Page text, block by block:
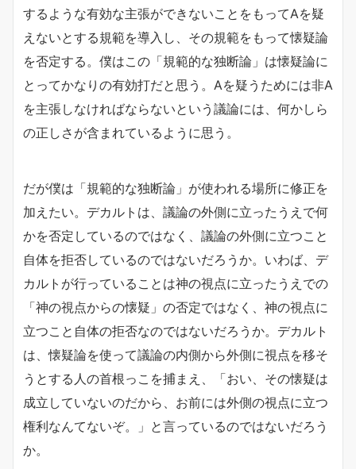
するような有効な主張ができないことをもってAを疑
えないとする規範を導入し、その規範をもって懐疑論
を否定する。僕はこの「規範的な独断論」は懐疑論に
とってかなりの有効打だと思う。Aを疑うためには非A
を主張しなければならないという議論には、何かしら
の正しさが含まれているように思う。
だが僕は「規範的な独断論」が使われる場所に修正を
加えたい。デカルトは、議論の外側に立ったうえで何
かを否定しているのではなく、議論の外側に立つこと
自体を拒否しているのではないだろうか。いわば、デ
カルトが行っていることは神の視点に立ったうえでの
「神の視点からの懐疑」の否定ではなく、神の視点に
立つこと自体の拒否なのではないだろうか。デカルト
は、懐疑論を使って議論の内側から外側に視点を移そ
うとする人の首根っこを捕まえ、「おい、その懐疑は
成立していないのだから、お前には外側の視点に立つ
権利なんてないぞ。」と言っているのではないだろう
か。